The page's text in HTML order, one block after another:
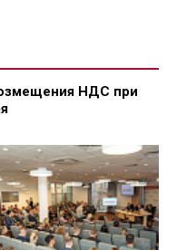
НДС при